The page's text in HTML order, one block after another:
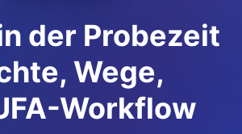
der Probezeit
Wege,
Workflow